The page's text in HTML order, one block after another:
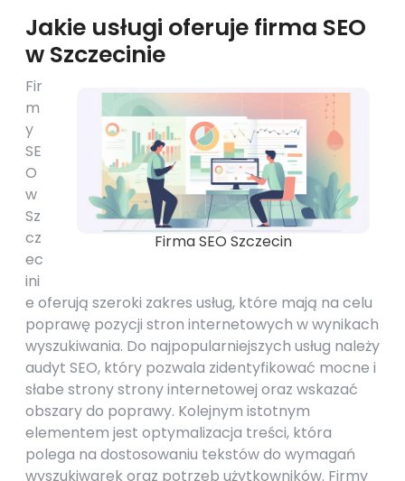
Jakie usługi oferuje firma SEO
w Szczecinie
Firma SEO Szczecin
Fir
m
y
SE
O
w
Sz
cz
ec
ini
e oferują szeroki zakres usług, które mają na celu
poprawę pozycji stron internetowych w wynikach
wyszukiwania. Do najpopularniejszych usług należy
audyt SEO, który pozwala zidentyfikować mocne i
słabe strony strony internetowej oraz wskazać
obszary do poprawy. Kolejnym istotnym
elementem jest optymalizacja treści, która
polega na dostosowaniu tekstów do wymagań
wyszukiwarek oraz potrzeb użytkowników. Firmy